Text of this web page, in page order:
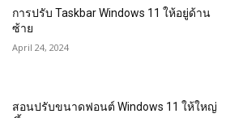
การปรับ Taskbar Windows 11 ให้อยู่ด้าน
ซ้าย
April 24, 2024
สอนปรับขนาดฟอนต์ Windows 11 ให้ใหญ่